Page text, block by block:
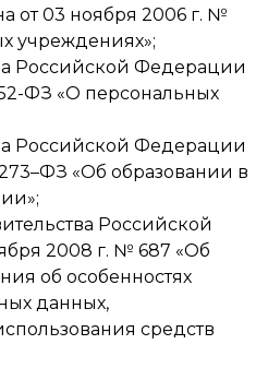
от 03 ноября 2006 г. №
учреждениях»;
Российской Федерации
ФЗ «О персональных
Российской Федерации
«Об образовании в
Российской
2008 г. № 687 «Об
об особенностях
данных,
средств